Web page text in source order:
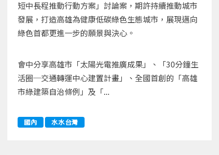
短中長程推動行動方案」討論案，期許持續推動城市
發展，打造高雄為健康低碳綠色生態城市，展現邁向
綠色首都更進一步的願景與決心。
會中分享高雄市「太陽光電推廣成果」、「30分鐘生
活圈─交通轉運中心建置計畫」、全國首創的「高雄
市綠建築自治條例」及「...
國內 水水台灣